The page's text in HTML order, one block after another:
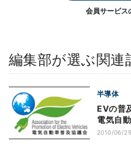
会員サービス
編集部が選ぶ関連
半導体
EVの普
電気自
2010/06/